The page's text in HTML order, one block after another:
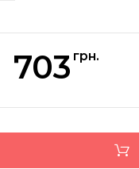
703 грн.